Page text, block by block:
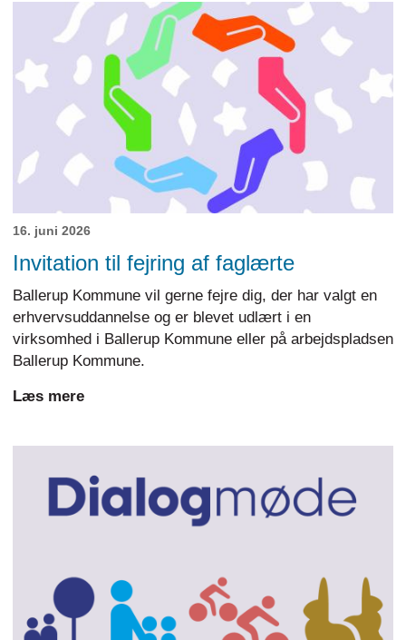
16. juni 2026
Invitation til fejring af faglærte
Ballerup Kommune vil gerne fejre dig, der har valgt en
erhvervsuddannelse og er blevet udlært i en
virksomhed i Ballerup Kommune eller på arbejdspladsen
Ballerup Kommune.
Læs mere